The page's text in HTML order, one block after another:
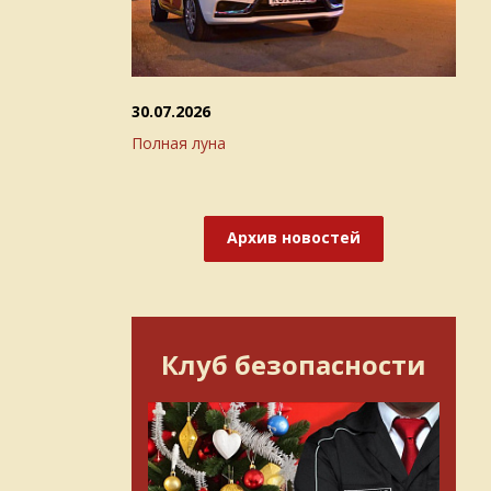
Полная луна
30.07.2026
Архив новостей
Клуб безопасности